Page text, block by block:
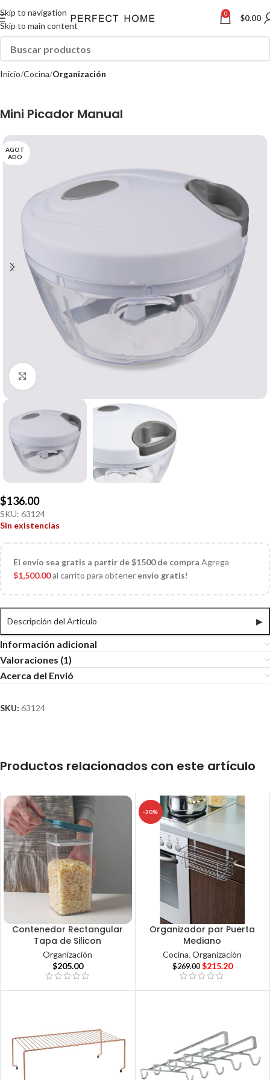
Skip to navigation
Skip to main content
0 $0.00
Inicio Cocina Organización
Mini Picador Manual
AGOT
ADO
Click to enlarge
$136.00
SKU: 63124
Sin existencias
El envío sea gratis a partir de $1500 de compra Agrega
$1,500.00al carrito para obtener envío gratis!
Descripción del Articulo ▶
Información adicional
Valoraciones (1)
Acerca del Envió
SKU: 63124
Productos relacionados con este artículo
Contenedor Rectangular
Tapa de Silicon
Organización
$205.00
-20%
Organizador par Puerta
Mediano
Cocina,Organización
$269.00 $215.20